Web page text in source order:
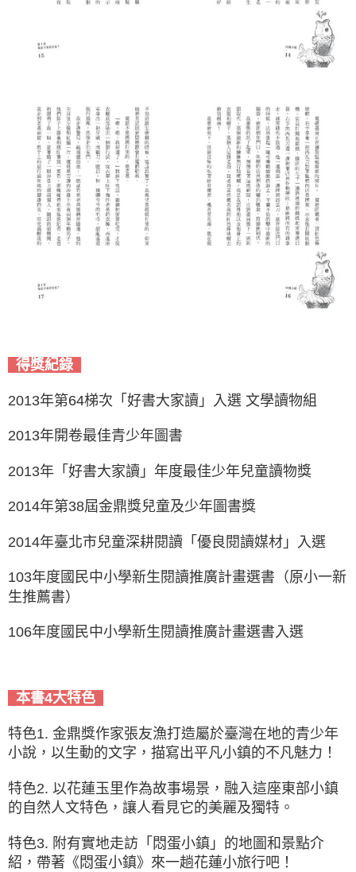
得獎紀錄
2013年第64梯次「好書大家讀」入選 文學讀物組
2013年開卷最佳青少年圖書
2013年「好書大家讀」年度最佳少年兒童讀物獎
2014年第38屆金鼎獎兒童及少年圖書獎
2014年臺北市兒童深耕閱讀「優良閱讀媒材」入選
103年度國民中小學新生閱讀推廣計畫選書（原小一新
生推薦書）
106年度國民中小學新生閱讀推廣計畫選書入選
本書4大特色
特色1. 金鼎獎作家張友漁打造屬於臺灣在地的青少年
小說，以生動的文字，描寫出平凡小鎮的不凡魅力！
特色2. 以花蓮玉里作為故事場景，融入這座東部小鎮
的自然人文特色，讓人看見它的美麗及獨特。
特色3. 附有實地走訪「悶蛋小鎮」的地圖和景點介
紹，帶著《悶蛋小鎮》來一趟花蓮小旅行吧！